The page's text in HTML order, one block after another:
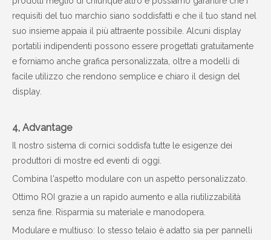
requisiti del tuo marchio siano soddisfatti e che il tuo stand nel
suo insieme appaia il più attraente possibile. Alcuni display
portatili indipendenti possono essere progettati gratuitamente
e forniamo anche grafica personalizzata, oltre a modelli di
facile utilizzo che rendono semplice e chiaro il design del
display.
4, Advantage
Il nostro sistema di cornici soddisfa tutte le esigenze dei
produttori di mostre ed eventi di oggi.
Combina l'aspetto modulare con un aspetto personalizzato.
Ottimo ROI grazie a un rapido aumento e alla riutilizzabilità
senza fine. Risparmia su materiale e manodopera.
Modulare e multiuso: lo stesso telaio è adatto sia per pannelli